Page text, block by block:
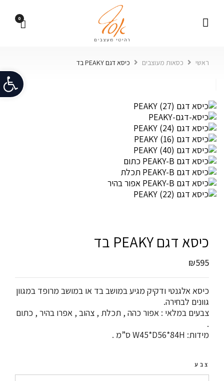
0
ראשי כסאות מעוצבים כיסא דגם PEAKY בד
כיסא דגם PEAKY בד
₪595
כיסא אלגנטי ודקיק מגיע במושב בד או במושב מרופד במגוון
גוונים לבחירה.
צבעים במלאי : אפור כהה , תכלת , צהוב , אפרו בהיר , כתום
.
מידות: W45*D56*84H ס”מ .
צבע